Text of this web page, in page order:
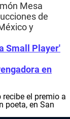
Mesa
de
y
Small Player'
en